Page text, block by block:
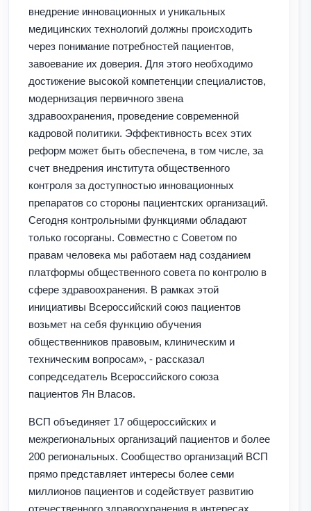
внедрение инновационных и уникальных
медицинских технологий должны происходить
через понимание потребностей пациентов,
завоевание их доверия. Для этого необходимо
достижение высокой компетенции специалистов,
модернизация первичного звена
здравоохранения, проведение современной
кадровой политики. Эффективность всех этих
реформ может быть обеспечена, в том числе, за
счет внедрения института общественного
контроля за доступностью инновационных
препаратов со стороны пациентских организаций.
Сегодня контрольными функциями обладают
только госорганы. Совместно с Советом по
правам человека мы работаем над созданием
платформы общественного совета по контролю в
сфере здравоохранения. В рамках этой
инициативы Всероссийский союз пациентов
возьмет на себя функцию обучения
общественников правовым, клиническим и
техническим вопросам», - рассказал
сопредседатель Всероссийского союза
пациентов Ян Власов.
ВСП объединяет 17 общероссийских и
межрегиональных организаций пациентов и более
200 региональных. Сообщество организаций ВСП
прямо представляет интересы более семи
миллионов пациентов и содействует развитию
отечественного здравоохранения в интересах